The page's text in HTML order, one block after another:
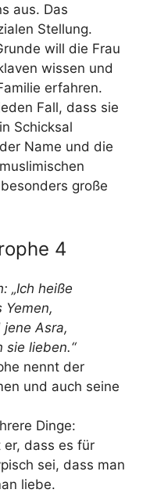
aus. Das
Stellung.
will die Frau
wissen und
erfahren.
Fall, dass sie
Schicksal
Name und die
große
4
„Ich heiße
Asra,
sie lieben.“
nennt der
und auch seine
Dinge:
er, dass es für
sei, dass man
liebe.